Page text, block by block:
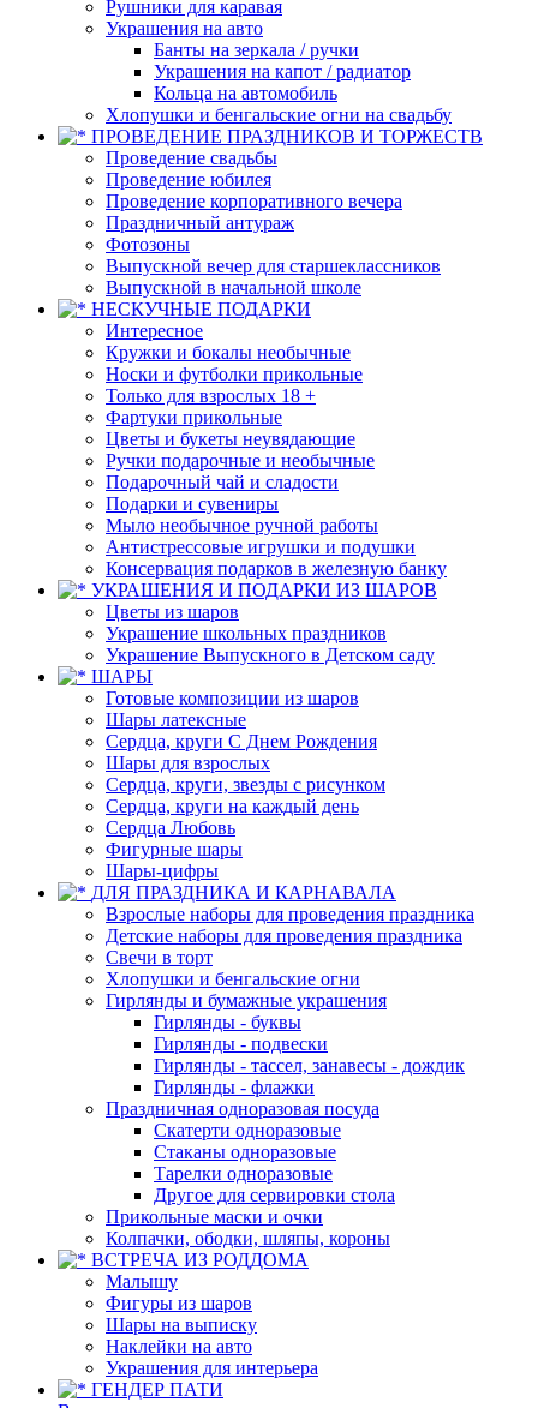
Рушники для каравая
Украшения на авто
Банты на зеркала / ручки
Украшения на капот / радиатор
Кольца на автомобиль
Хлопушки и бенгальские огни на свадьбу
ПРОВЕДЕНИЕ ПРАЗДНИКОВ И ТОРЖЕСТВ
Проведение свадьбы
Проведение юбилея
Проведение корпоративного вечера
Праздничный антураж
Фотозоны
Выпускной вечер для старшеклассников
Выпускной в начальной школе
НЕСКУЧНЫЕ ПОДАРКИ
Интересное
Кружки и бокалы необычные
Носки и футболки прикольные
Только для взрослых 18 +
Фартуки прикольные
Цветы и букеты неувядающие
Ручки подарочные и необычные
Подарочный чай и сладости
Подарки и сувениры
Мыло необычное ручной работы
Антистрессовые игрушки и подушки
Консервация подарков в железную банку
УКРАШЕНИЯ И ПОДАРКИ ИЗ ШАРОВ
Цветы из шаров
Украшение школьных праздников
Украшение Выпускного в Детском саду
ШАРЫ
Готовые композиции из шаров
Шары латексные
Сердца, круги С Днем Рождения
Шары для взрослых
Сердца, круги, звезды с рисунком
Сердца, круги на каждый день
Сердца Любовь
Фигурные шары
Шары-цифры
ДЛЯ ПРАЗДНИКА И КАРНАВАЛА
Взрослые наборы для проведения праздника
Детские наборы для проведения праздника
Свечи в торт
Хлопушки и бенгальские огни
Гирлянды и бумажные украшения
Гирлянды - буквы
Гирлянды - подвески
Гирлянды - тассел, занавесы - дождик
Гирлянды - флажки
Праздничная одноразовая посуда
Скатерти одноразовые
Стаканы одноразовые
Тарелки одноразовые
Другое для сервировки стола
Прикольные маски и очки
Колпачки, ободки, шляпы, короны
ВСТРЕЧА ИЗ РОДДОМА
Малышу
Фигуры из шаров
Шары на выписку
Наклейки на авто
Украшения для интерьера
ГЕНДЕР ПАТИ